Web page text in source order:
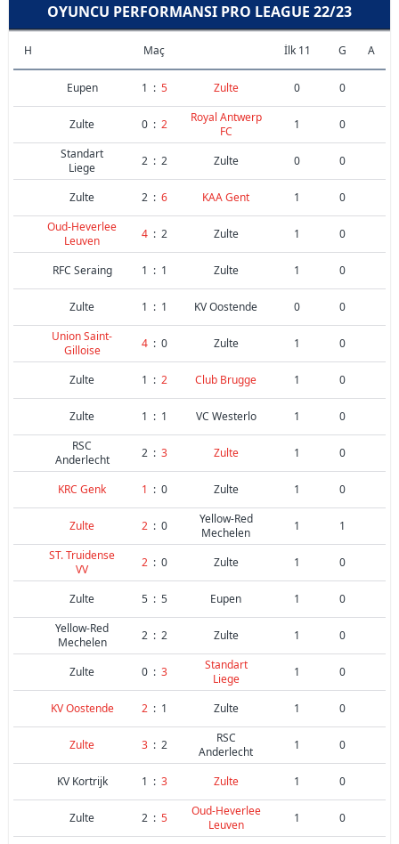
OYUNCU PERFORMANSI PRO LEAGUE 22/23
H Maç İlk 11 G A
Eupen 1 : 5 Zulte 0 0
Zulte 0 : 2
Royal Antwerp
FC
1
0
Standart
Liege
2 : 2 Zulte 0 0
Zulte 2 : 6 KAA Gent 1
0
Oud-Heverlee
Leuven
4 : 2 Zulte 1 0
RFC Seraing 1 : 1 Zulte 1 0
Zulte 1 : 1 KV Oostende 0
0
Union Saint-
Gilloise
4 : 0 Zulte 1 0
Zulte 1 : 2 Club Brugge 1 0
Zulte 1 : 1 VC Westerlo 1
0
RSC
Anderlecht
2 : 3 Zulte 1 0
KRC Genk 1 : 0 Zulte 1 0
Zulte 2 : 0
Yellow-Red
Mechelen
1
1
ST. Truidense
VV
2 : 0 Zulte 1 0
Zulte 5 : 5 Eupen 1
0
Yellow-Red
Mechelen
2 : 2 Zulte 1 0
Zulte 0 : 3
Standart
Liege
1 0
KV Oostende 2 : 1 Zulte 1 0
Zulte 3 : 2
RSC
Anderlecht
1 0
KV Kortrijk 1 : 3 Zulte 1 0
Zulte 2 : 5
Oud-Heverlee
Leuven
1 0